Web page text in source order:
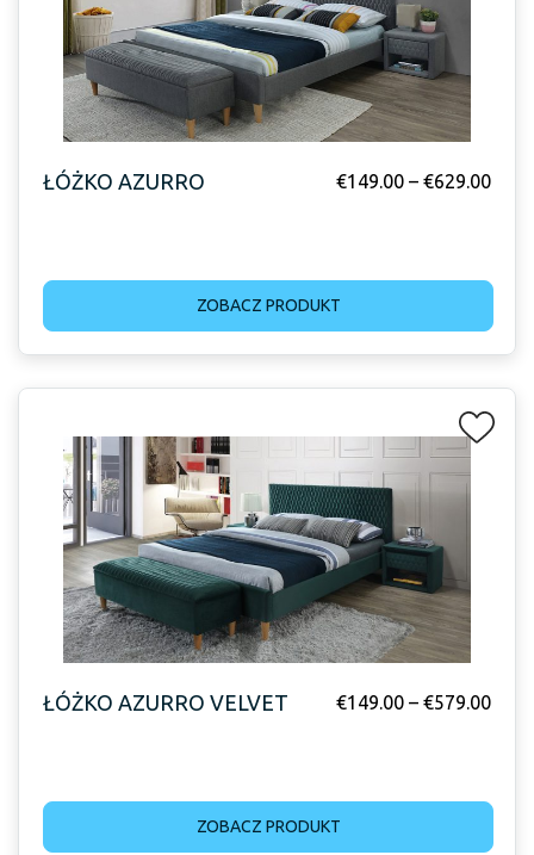
ŁÓŻKO AZURRO €149.00 – €629.00
ZOBACZ PRODUKT
ŁÓŻKO AZURRO VELVET €149.00 – €579.00
ZOBACZ PRODUKT